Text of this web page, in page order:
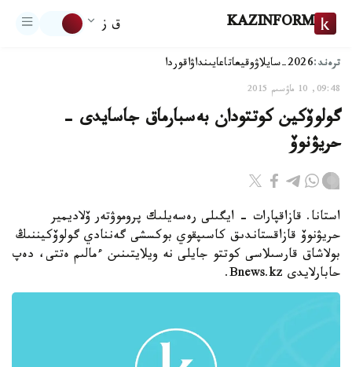
KAZINFORM ق ز
ترەند:2026-سايلاۋ وقيعاتاعايىنداۋاقوردا
09:48, 10 ماۋسىم 2015
گولوۆكين كوتتودان بەسبارماق جاسايدى -
حريۋنوۆ
استانا. قازاقپارات - ايگىلى رەسەيلىك پروموۋتەر ۆلاديمير
حريۋنوۆ قازاقستاندىق كاسىپقوي بوكسشى گەننادي گولوۆكيننىڭ
بولاشاق قارسىلاسى كوتتو جايلى نە ويلايتىنىن ءمالىم ەتتى، دەپ
حابارلايدى Bnews.kz.